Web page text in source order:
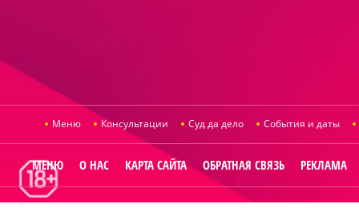
Меню Консультации Суд да дело События и даты
МЕНЮ О НАС КАРТА САЙТА ОБРАТНАЯ СВЯЗЬ РЕКЛАМА